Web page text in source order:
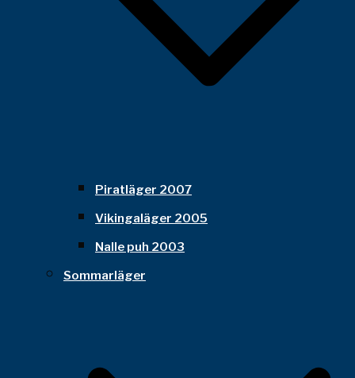
Piratläger 2007
Vikingaläger 2005
Nalle puh 2003
Sommarläger